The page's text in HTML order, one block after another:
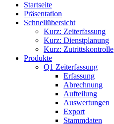
Startseite
Präsentation
Schnellübersicht
Kurz: Zeiterfassung
Kurz: Dienstplanung
Kurz: Zutrittskontrolle
Produkte
Q1 Zeiterfassung
Erfassung
Abrechnung
Aufteilung
Auswertungen
Export
Stammdaten